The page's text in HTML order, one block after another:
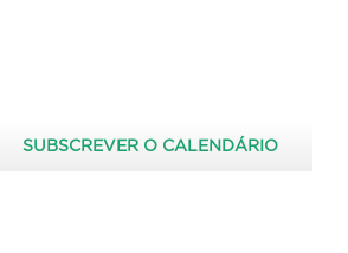
SUBSCREVER O CALENDÁRIO